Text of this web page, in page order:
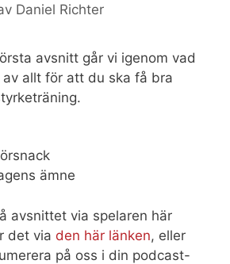
Daniel Richter
avsnitt går vi igenom vad
allt för att du ska få bra
ämne
avsnittet via spelaren här
det via den här länken, eller
på oss i din podcast-